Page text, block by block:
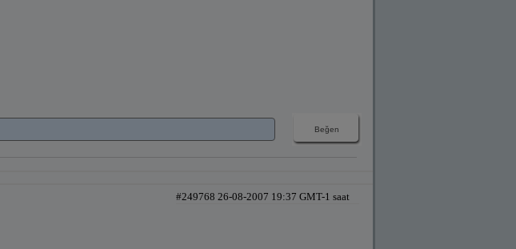
#249768 26-08-2007 19:37 GMT-1 saat